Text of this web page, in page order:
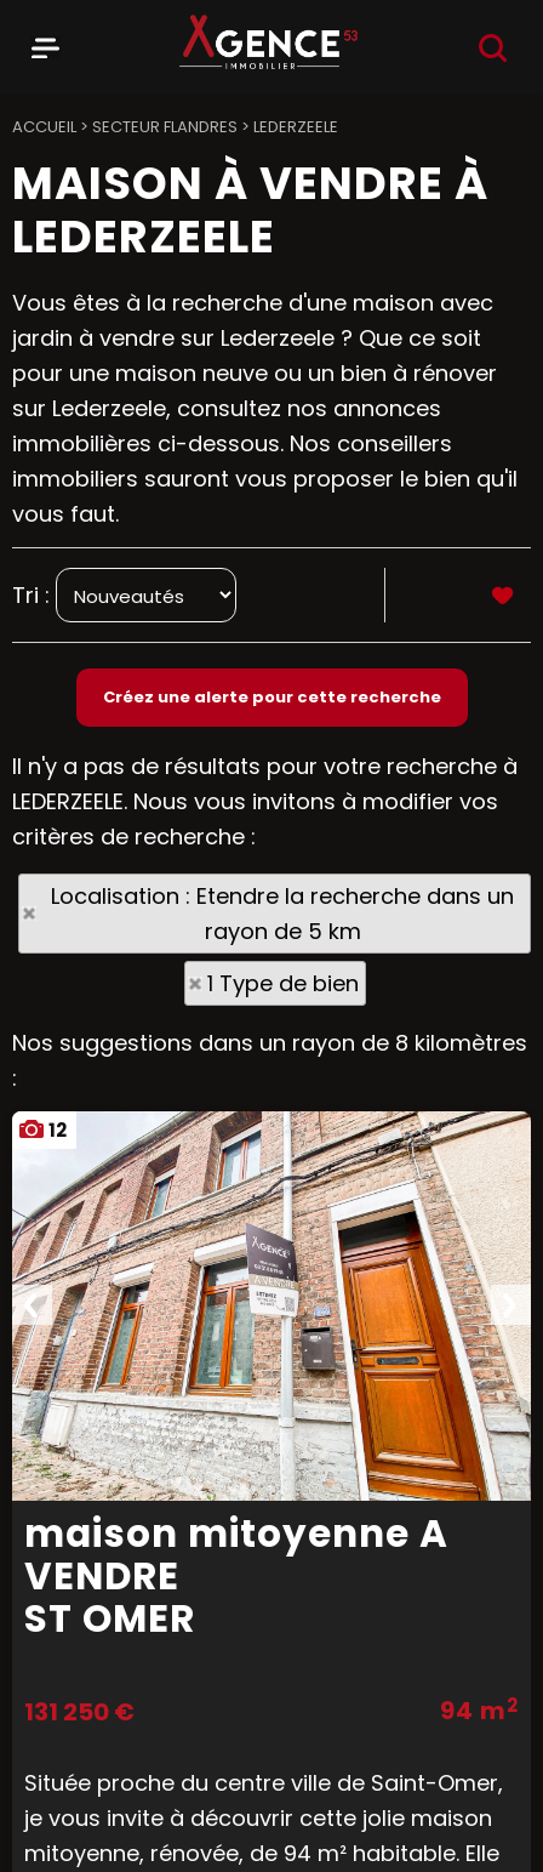
ACCUEIL> SECTEUR FLANDRES > LEDERZEELE
MAISON À VENDRE À
LEDERZEELE
Vous êtes à la recherche d'une maison avec
jardin à vendre sur Lederzeele ? Que ce soit
pour une maison neuve ou un bien à rénover
sur Lederzeele, consultez nos annonces
immobilières ci-dessous. Nos conseillers
immobiliers sauront vous proposer le bien qu'il
vous faut.
Tri :
Il n'y a pas de résultats pour votre recherche à
LEDERZEELE. Nous vous invitons à modifier vos
critères de recherche :
Localisation : Etendre la recherche dans un
rayon de 5 km
1 Type de bien
Nos suggestions dans un rayon de 8 kilomètres
:
12
maison mitoyenne A
VENDRE
ST OMER
94 m2
131 250 €
Située proche du centre ville de Saint-Omer,
je vous invite à découvrir cette jolie maison
mitoyenne, rénovée, de 94 m² habitable. Elle